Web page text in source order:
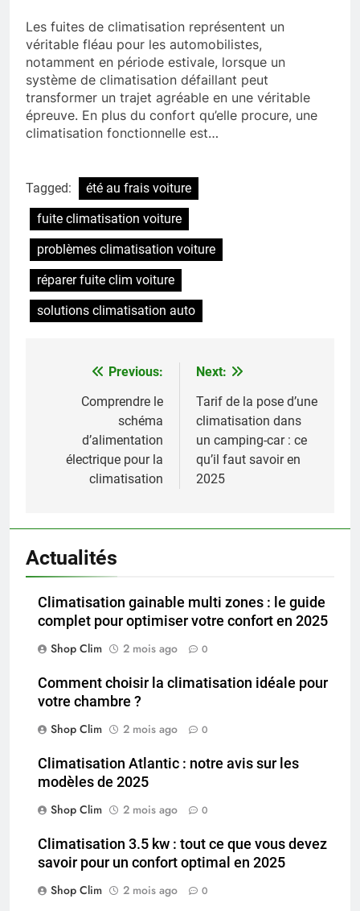
Les fuites de climatisation représentent un
véritable fléau pour les automobilistes,
notamment en période estivale, lorsque un
système de climatisation défaillant peut
transformer un trajet agréable en une véritable
épreuve. En plus du confort qu’elle procure, une
climatisation fonctionnelle est…
Tagged:
été au frais voiture
fuite climatisation voiture
problèmes climatisation voiture
réparer fuite clim voiture
solutions climatisation auto
Navigation
l’article
Previous:
Comprendre le
schéma
d’alimentation
électrique pour la
climatisation
Next:
Tarif de la pose d’une
climatisation dans
un camping-car : ce
qu’il faut savoir en
2025
Actualités
Climatisation gainable multi zones : le guide
complet pour optimiser votre confort en 2025
Shop Clim
2 mois ago 0
Comment choisir la climatisation idéale pour
votre chambre ?
Shop Clim
2 mois ago 0
Climatisation Atlantic : notre avis sur les
modèles de 2025
Shop Clim
2 mois ago 0
Climatisation 3.5 kw : tout ce que vous devez
savoir pour un confort optimal en 2025
Shop Clim
2 mois ago 0